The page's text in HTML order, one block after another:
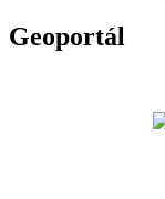
Geoportál